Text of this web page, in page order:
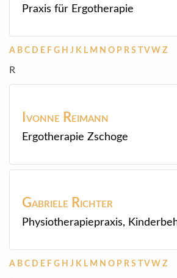
Praxis für Ergotherapie
A B C D E F G H J K L M N O P R S TV W Z
R
Ivonne Reimann
Ergotherapie Zschoge
Gabriele Richter
Physiotherapiepraxis,
A B C D E F G H J K L M N O P R S V W Z